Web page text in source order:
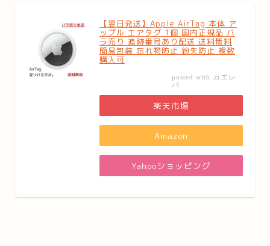
【翌日発送】Apple AirTag 本体 ア
ップル エアタグ 1個 国内正規品 バ
ラ売り 追跡番号あり配送 送料無料
簡易包装 忘れ物防止 紛失防止 複数
購入可
posted with カエレ
バ
楽天市場
Amazon
Yahooショッピング